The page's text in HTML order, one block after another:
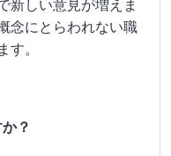
新しい意見が増えま
念にとらわれない職
す。
？